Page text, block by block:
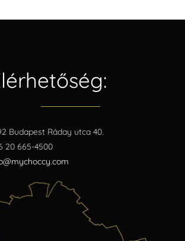
Budapest Ráday utca 40.
20 665-4500